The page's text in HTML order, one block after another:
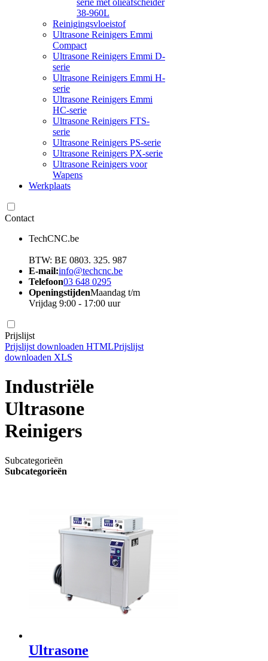
serie met olieafscheider
38-960L
Reinigingsvloeistof
Ultrasone Reinigers Emmi
Compact
Ultrasone Reinigers Emmi D-
serie
Ultrasone Reinigers Emmi H-
serie
Ultrasone Reinigers Emmi
HC-serie
Ultrasone Reinigers FTS-
serie
Ultrasone Reinigers PS-serie
Ultrasone Reinigers PX-serie
Ultrasone Reinigers voor
Wapens
Werkplaats
Contact
TechCNC.be
BTW: BE 0803. 325. 987
E-mail:info@techcnc.be
Telefoon03 648 0295
OpeningstijdenMaandag t/m
Vrijdag 9:00 - 17:00 uur
Prijslijst
Prijslijst downloaden HTMLPrijslijst
downloaden XLS
Industriële
Ultrasone
Reinigers
Subcategorieën
Subcategorieën
Ultrasone